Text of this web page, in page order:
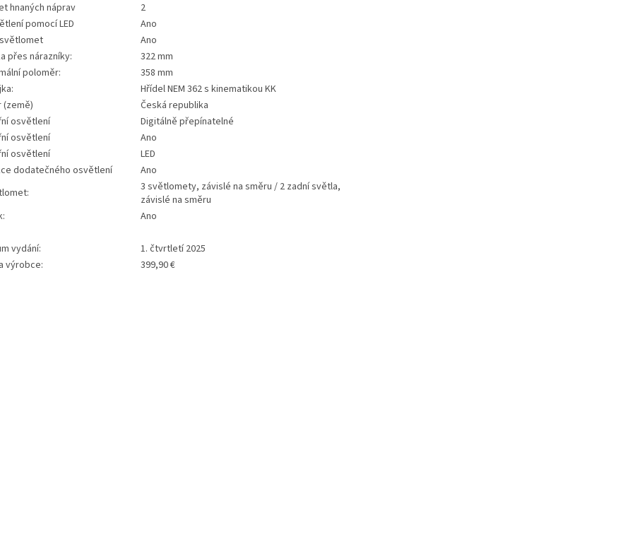
hnaných náprav
2
pomocí LED
Ano
světlomet
Ano
přes nárazníky:
322 mm
poloměr:
358 mm
Hřídel NEM 362 s kinematikou KK
(země)
Česká republika
osvětlení
Digitálně přepínatelné
osvětlení
Ano
osvětlení
LED
dodatečného osvětlení
Ano
3 světlomety, závislé na směru / 2 zadní světla,
závislé na směru
Ano
vydání:
1. čtvrtletí 2025
výrobce:
399,90 €